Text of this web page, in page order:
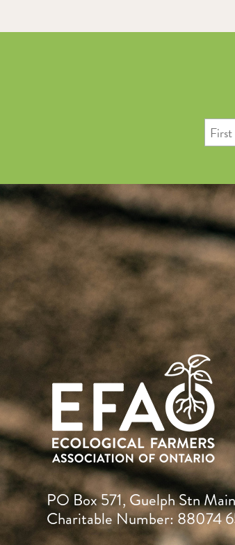
PO Box 571, Guelph Stn
Charitable Number: 88074